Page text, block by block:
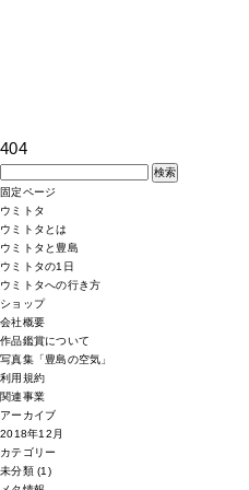
404
索:
固定ページ
ウミトタ
ウミトタとは
ウミトタと豊島
ウミトタの1日
ウミトタへの行き方
ショップ
会社概要
作品鑑賞について
写真集「豊島の空気」
利用規約
関連事業
アーカイブ
2018年12月
カテゴリー
未分類(1)